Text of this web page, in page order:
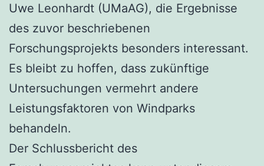
Uwe Leonhardt (UMaAG), die Ergebnisse
des zuvor beschriebenen
Forschungsprojekts besonders interessant.
Es bleibt zu hoffen, dass zukünftige
Untersuchungen vermehrt andere
Leistungsfaktoren von Windparks
behandeln.
Der Schlussbericht des